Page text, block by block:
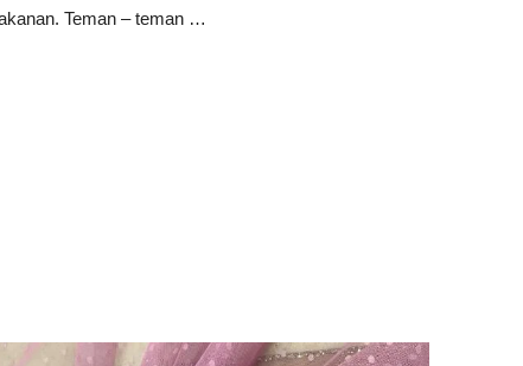
Teman – teman …